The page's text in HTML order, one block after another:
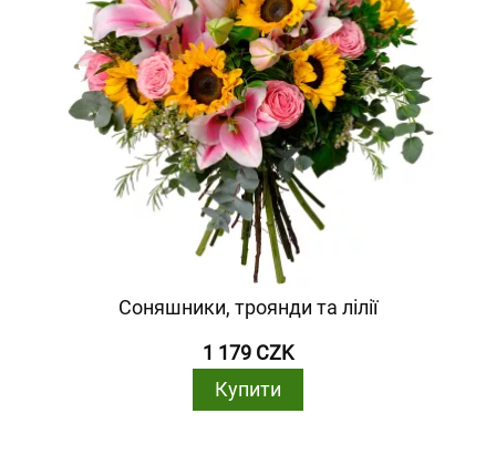
Соняшники, троянди та лілії
1 179 CZK
Купити